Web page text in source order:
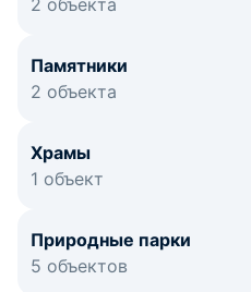
2 объекта
Памятники
2 объекта
Храмы
1 объект
Природные парки
5 объектов